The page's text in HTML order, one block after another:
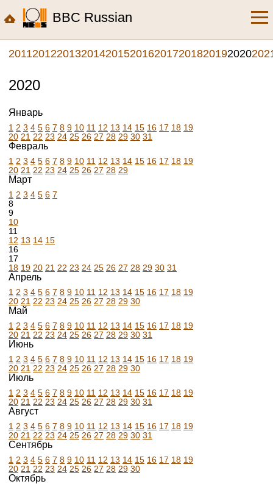
BBC Russian
2011201220132014201520162017201820192020
2020
Январь
1 2 3 4 5 6 7 8 9 10 11 12 13 14 15 16 17 18 19
20 21 22 23 24 25 26 27 28 29 30 31
Февраль
1 2 3 4 5 6 7 8 9 10 11 12 13 14 15 16 17 18 19
20 21 22 23 24 25 26 27 28 29
Март
1 2 3 4 5 6 7
8
9
10
11
12 13 14 15
16
17
18 19 20 21 22 23 24 25 26 27 28 29 30 31
Апрель
1 2 3 4 5 6 7 8 9 10 11 12 13 14 15 16 17 18 19
20 21 22 23 24 25 26 27 28 29 30
Май
1 2 3 4 5 6 7 8 9 10 11 12 13 14 15 16 17 18 19
20 21 22 23 24 25 26 27 28 29 30 31
Июнь
1 2 3 4 5 6 7 8 9 10 11 12 13 14 15 16 17 18 19
20 21 22 23 24 25 26 27 28 29 30
Июль
1 2 3 4 5 6 7 8 9 10 11 12 13 14 15 16 17 18 19
20 21 22 23 24 25 26 27 28 29 30 31
Август
1 2 3 4 5 6 7 8 9 10 11 12 13 14 15 16 17 18 19
20 21 22 23 24 25 26 27 28 29 30 31
Сентябрь
1 2 3 4 5 6 7 8 9 10 11 12 13 14 15 16 17 18 19
20 21 22 23 24 25 26 27 28 29 30
Октябрь